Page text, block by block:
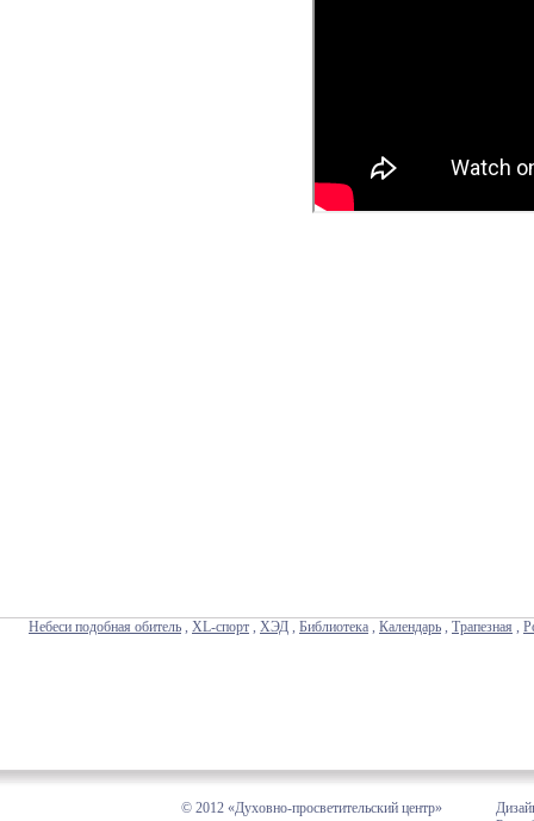
Небеси подобная обитель , XL-спорт , ХЭД , Библиотека , Календарь , Трапезная ,
© 2012 «Духовно-просветительский центр»